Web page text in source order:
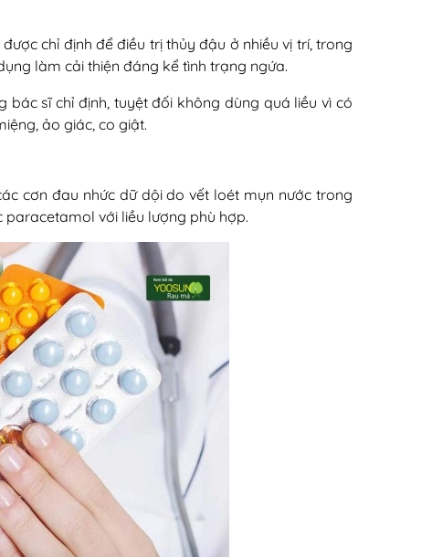
chỉ định để điều trị thủy đậu ở nhiều vị trí, trong
làm cải thiện đáng kể tình trạng ngứa.
bác sĩ chỉ định, tuyệt đối không dùng quá liều vì có
ảo giác, co giật.
cơn đau nhức dữ dội do vết loét mụn nước trong
với liều lượng phù hợp.